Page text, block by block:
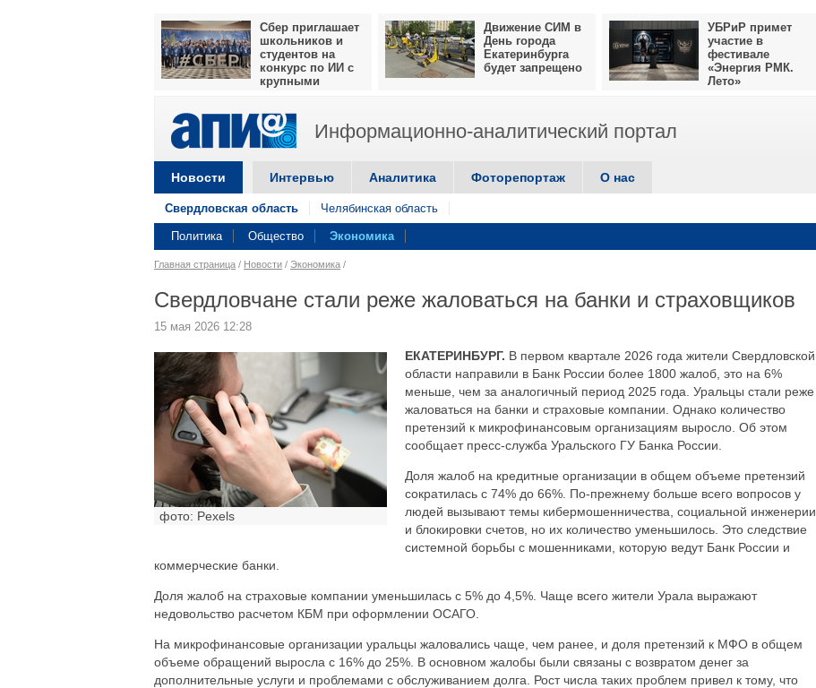
Сбер приглашает
школьников и
студентов на
конкурс по ИИ с
крупными
Движение СИМ в
День города
Екатеринбурга
будет запрещено
УБРиР примет
участие в
фестивале
«Энергия РМК.
Лето»
Информационно-аналитический портал
Новости Интервью Аналитика Фоторепортаж О нас
Свердловская область Челябинская область
Политика Общество Экономика
Главная страница / Новости / Экономика /
Свердловчане стали реже жаловаться на банки и страховщиков
15 мая 2026 12:28
фото: Pexels
ЕКАТЕРИНБУРГ. В первом квартале 2026 года жители Свердловской
области направили в Банк России более 1800 жалоб, это на 6%
меньше, чем за аналогичный период 2025 года. Уральцы стали реже
жаловаться на банки и страховые компании. Однако количество
претензий к микрофинансовым организациям выросло. Об этом
сообщает пресс-служба Уральского ГУ Банка России.
Доля жалоб на кредитные организации в общем объеме претензий
сократилась с 74% до 66%. По-прежнему больше всего вопросов у
людей вызывают темы кибермошенничества, социальной инженерии
и блокировки счетов, но их количество уменьшилось. Это следствие
системной борьбы с мошенниками, которую ведут Банк России и
коммерческие банки.
Доля жалоб на страховые компании уменьшилась с 5% до 4,5%. Чаще всего жители Урала выражают
недовольство расчетом КБМ при оформлении ОСАГО.
На микрофинансовые организации уральцы жаловались чаще, чем ранее, и доля претензий к МФО в общем
объеме обращений выросла с 16% до 25%. В основном жалобы были связаны с возвратом денег за
дополнительные услуги и проблемами с обслуживанием долга. Рост числа таких проблем привел к тому, что